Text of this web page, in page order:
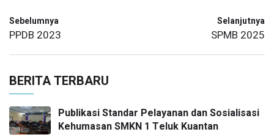
Sebelumnya
PPDB 2023
Selanjutnya
SPMB 2025
BERITA TERBARU
Publikasi Standar Pelayanan dan Sosialisasi
Kehumasan SMKN 1 Teluk Kuantan